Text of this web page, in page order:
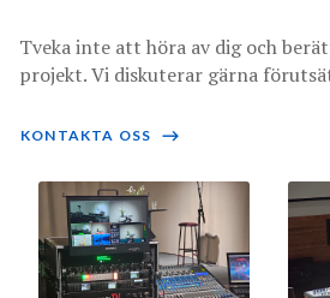
Tveka inte att höra av dig och
projekt. Vi diskuterar gärna
KONTAKTA OSS ⟶